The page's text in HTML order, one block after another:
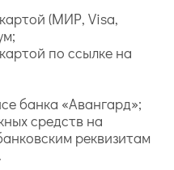
(МИР, Visa,
по ссылке на
банка «Авангард»;
средств на
реквизитам